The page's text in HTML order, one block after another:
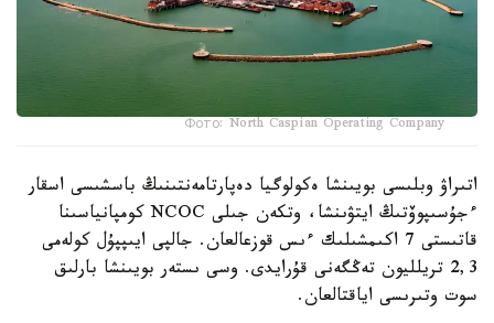
Фото: North Caspian Operating Company
اتىراۋ وبلىسى بويىنشا ەكولوگيا دەپارتامەنتىنىڭ باسشىسى اسقار
ءجۇسىپوۆتىڭ ايتۋىنشا، وتكەن جىلى NCOC كومپانياسىنا
قاتىستى 7 اكىمشىلىك ءىس قوزعالعان. جالپى ايىپپۇل كولەمى
2,3 تريلليون تەڭگەنى قۇرايدى. وسى ىستەر بويىنشا بارلىق
سوت وتىرىسى اياقتالعان.